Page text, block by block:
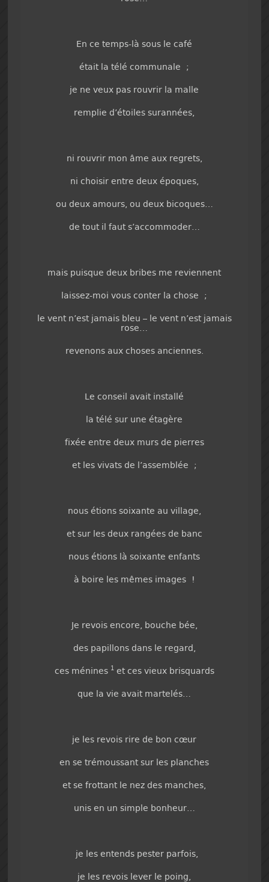
En ce temps-là sous le café
était la télé communale ;
je ne veux pas rouvrir la malle
remplie d’étoiles surannées,
ni rouvrir mon âme aux regrets,
ni choisir entre deux époques,
ou deux amours, ou deux bicoques…
de tout il faut s’accommoder…
mais puisque deux bribes me reviennent
laissez-moi vous conter la chose ;
le vent n’est jamais bleu – le vent n’est jamais
rose…
revenons aux choses anciennes.
Le conseil avait installé
la télé sur une étagère
fixée entre deux murs de pierres
et les vivats de l’assemblée ;
nous étions soixante au village,
et sur les deux rangées de banc
nous étions là soixante enfants
à boire les mêmes images !
Je revois encore, bouche bée,
des papillons dans le regard,
ces ménines 1 et ces vieux brisquards
que la vie avait martelés…
je les revois rire de bon cœur
en se trémoussant sur les planches
et se frottant le nez des manches,
unis en un simple bonheur…
je les entends pester parfois,
je les revois lever le poing,